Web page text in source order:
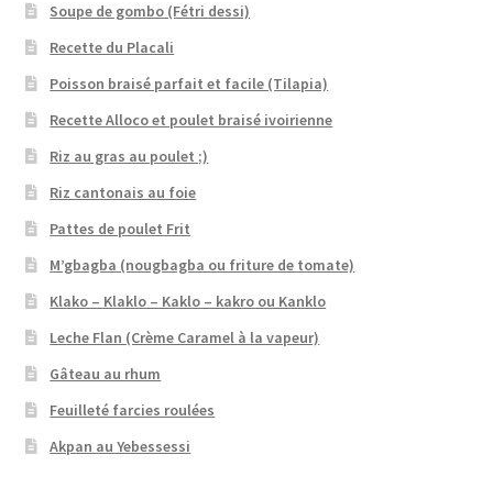
Soupe de gombo (Fétri dessi)
Recette du Placali
Poisson braisé parfait et facile (Tilapia)
Recette Alloco et poulet braisé ivoirienne
Riz au gras au poulet ;)
Riz cantonais au foie
Pattes de poulet Frit
M’gbagba (nougbagba ou friture de tomate)
Klako – Klaklo – Kaklo – kakro ou Kanklo
Leche Flan (Crème Caramel à la vapeur)
Gâteau au rhum
Feuilleté farcies roulées
Akpan au Yebessessi